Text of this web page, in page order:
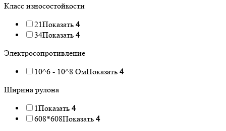
Класс износостойкости
21Показать 4
34Показать 4
Электросопротивление
10^6 - 10^8 ОмПоказать 4
Ширина рулона
1Показать 4
608*608Показать 4